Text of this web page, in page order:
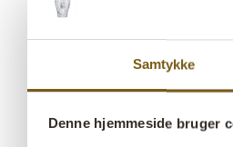
Samtykke
Denne hjemmeside bruger